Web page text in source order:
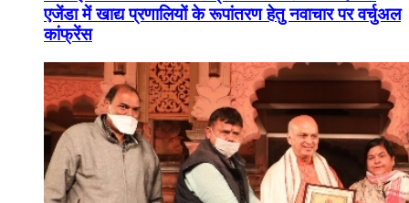
एजेंडा में खाद्य प्रणालियों के रूपांतरण हेतु नवाचार पर वर्चुअल
कांफ्रेंस